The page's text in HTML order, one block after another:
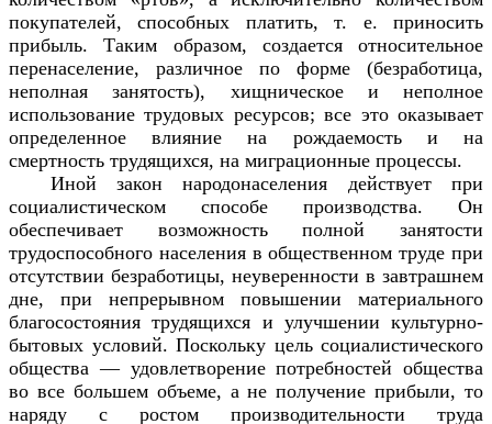
покупателей, способных платить, т. е. приносить
прибыль. Таким образом, создается относительное
перенаселение, различное по форме (безработица,
неполная занятость), хищническое и неполное
использование трудовых ресурсов; все это оказывает
определенное влияние на рождаемость и на
смертность трудящихся, на миграционные процессы.
Иной закон народонаселения действует при
социалистическом способе производства. Он
обеспечивает возможность полной занятости
трудоспособного населения в общественном труде при
отсутствии безработицы, неуверенности в завтрашнем
дне, при непрерывном повышении материального
благосостояния трудящихся и улучшении культурно-
бытовых условий. Поскольку цель социалистического
общества — удовлетворение потребностей общества
во все большем объеме, а не получение прибыли, то
наряду с ростом производительности труда